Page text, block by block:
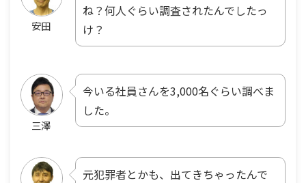
安田
ね？何人ぐらい調査されたんでしたっ
け？
三澤
今いる社員さんを3,000名ぐらい調べま
した。
元犯罪者とかも、出てきちゃったんで